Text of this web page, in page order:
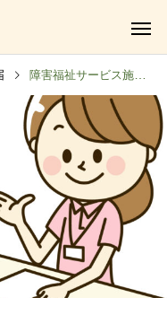
福祉サービス事業
障害福祉サービス施設におけるサービス管理責任者とは？